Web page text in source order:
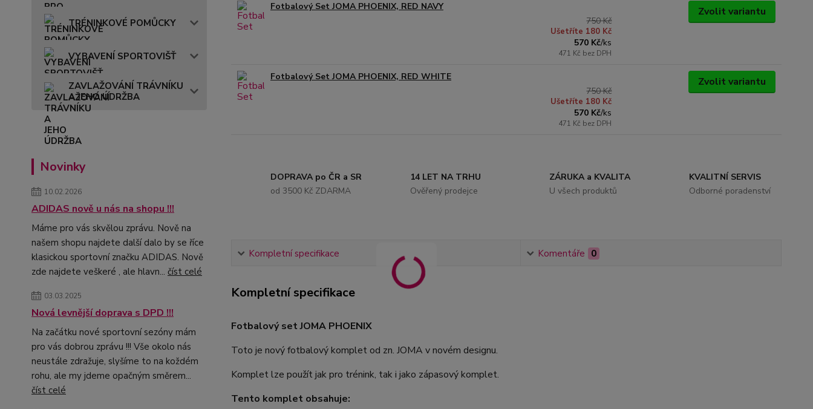
TRÉNINKOVÉ POMŮCKY
VYBAVENÍ SPORTOVIŠŤ
ZAVLAŽOVÁNÍ TRÁVNÍKU
A JEHO ÚDRŽBA
Novinky
10.02.2026
ADIDAS nově u nás na shopu !!!
Máme pro vás skvělou zprávu. Nově na
našem shopu najdete další dalo by se říce
klasickou sportovní značku ADIDAS. Nově
zde najdete veškeré , ale hlavn... číst celé
03.03.2025
Nová levnější doprava s DPD !!!
Na začátku nové sportovní sezóny mám
pro vás dobrou zprávu !!! Vše okolo nás
neustále zdražuje, slyšíme to na koždém
rohu, ale my jdeme opačným směrem...
číst celé
Fotbalový Set JOMA PHOENIX, RED NAVY
750 Kč
Ušetříte 180 Kč
570 Kč/ks
471 Kč bez DPH
Zvolit variantu
Fotbalový Set JOMA PHOENIX, RED WHITE
750 Kč
Ušetříte 180 Kč
570 Kč/ks
471 Kč bez DPH
Zvolit variantu
DOPRAVA po ČR a SR
od 3500 Kč ZDARMA
14 LET NA TRHU
Ověřený prodejce
ZÁRUKA a KVALITA
U všech produktů
KVALITNÍ SERVIS
Odborné poradenství
Kompletní specifikace Komentáře 0
Kompletní specifikace
Fotbalový set JOMA PHOENIX
Toto je nový fotbalový komplet od zn. JOMA v novém designu.
Komplet lze použít jak pro trénink, tak i jako zápasový komplet.
Tento komplet obsahuje: